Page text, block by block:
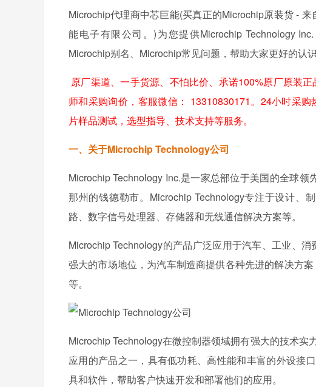
Microchip代理商中芯巨能(买真正的Microchip原装货 - 来
能电子有限公司。)为您提供Microchip Technology
Microchip别名、Microchip常见问题，帮助大家更好的认
原厂渠道、一手货源、不怕比价、承诺100%原厂原装
师和采购询价，客服微信： 13310830171。24小时采
片样品测试，选型指导、技术支持等服务。
一、关于Microchip Technology公司
Microchip Technology Inc.是一家总部位于美国的全球
那州的钱德勒市。Microchip Technology专注于设计、
路、数字信号处理器、存储器和无线通信解决方案等。
Microchip Technology的产品广泛应用于汽车、工业、
强大的市场地位，为汽车制造商提供各种先进的解决方
等。
Microchip Technology在微控制器领域拥有强大的技术
应用的产品之一，具有低功耗、高性能和丰富的外设接
具和软件，帮助客户快速开发和部署他们的应用。